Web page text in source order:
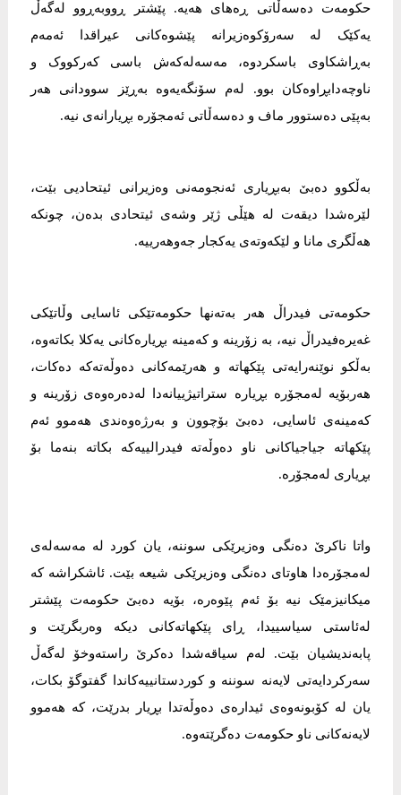
حکومەت دەسەڵاتی ڕەهای هەیە. پێشتر ڕووبەڕوو لەگەڵ
یەکێک لە سەرۆکوەزیرانە پێشوەکانی عیراقدا ئەمەم
بەڕاشکاوی باسکردوە، مەسەلەکەش باسی کەرکووک و
ناوچەدابڕاوەکان بوو. لەم سۆنگەیەوە بەڕێز سوودانی هەر
بەپێی دەستوور ماف و دەسەڵاتی ئەمجۆرە بڕیارانەی نیە.
بەڵکوو دەبێ بەبڕیاری ئەنجومەنی وەزیرانی ئیتحادیی بێت،
لێرەشدا دیقەت لە هێڵی ژێر وشەی ئیتحادی بدەن، چونکە
هەڵگری مانا و لێکەوتەی یەکجار جەوهەرییە.
حکومەتی فیدراڵ هەر بەتەنها حکومەتێکی ئاسایی وڵاتێکی
غەیرەفیدراڵ نیە، بە زۆرینە و کەمینە بڕیارەکانی یەکلا بکاتەوە،
بەڵکو نوێنەرایەتی پێکهاتە و هەرێمەکانی دەوڵەتەکە دەکات،
هەربۆیە لەمجۆرە بڕیارە ستراتیژییانەدا لەدەرەوەی زۆرینە و
کەمینەی ئاسایی، دەبێ بۆچوون و بەرژەوەندی هەموو ئەم
پێکهاتە جیاجیاکانی ناو دەوڵەتە فیدرالییەکە بکاتە بنەما بۆ
بڕیاری لەمجۆرە.
واتا ناکرێ دەنگی وەزیرێکی سوننە، یان کورد لە مەسەلەی
لەمجۆرەدا هاوتای دەنگی وەزیرێکی شیعە بێت. ئاشکراشە کە
میکانیزمێک نیە بۆ ئەم پێوەرە، بۆیە دەبێ حکومەت پێشتر
لەئاستی سیاسییدا، ڕای پێکهاتەکانی دیکە وەربگرێت و
پابەندیشیان بێت. لەم سیاقەشدا دەکرێ راستەوخۆ لەگەڵ
سەرکردایەتی لایەنە سوننە و کوردستانییەکاندا گفتوگۆ بکات،
یان لە کۆبونەوەی ئیدارەی دەوڵەتدا بڕیار بدرێت، کە هەموو
لایەنەکانی ناو حکومەت دەگرێتەوە.